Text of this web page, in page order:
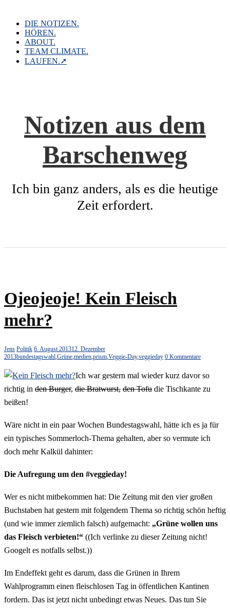
contentDIE NOTIZEN.
HÖREN.
ABOUT.
TEAM CLIMATE.
LAUFEN.➚
Notizen aus dem
Barschenweg
Ich bin ganz anders, als es die heutige
Zeit erfordert.
Ojeojeoje! Kein Fleisch
mehr?
Jens Politik 6. August 201312. Dezember
2013bundestagswahl,Grüne,medien,prism,Veggie-Day,veggieday 0 Kommentare
Ich war gestern mal wieder kurz davor so
richtig in den Burger, die Bratwurst, den Tofu die Tischkante zu
beißen!
Wäre nicht in ein paar Wochen Bundestagswahl, hätte ich es ja für
ein typisches Sommerloch-Thema gehalten, aber so vermute ich
doch mehr Kalkül dahinter:
Die Aufregung um den #veggieday!
Wer es nicht mitbekommen hat: Die Zeitung mit den vier großen
Buchstaben hat gestern mit folgendem Thema so richtig schön heftig
(und wie immer ziemlich falsch) aufgemacht: „Grüne wollen uns
das Fleisch verbieten!“ ((Ich verlinke zu dieser Zeitung nicht!
Googelt es notfalls selbst.))
Im Endeffekt geht es darum, dass die Grünen in Ihrem
Wahlprogramm einen fleischlosen Tag in öffentlichen Kantinen
fordern. Das ist jetzt nicht unbedingt etwas Neues. Das tun Sie